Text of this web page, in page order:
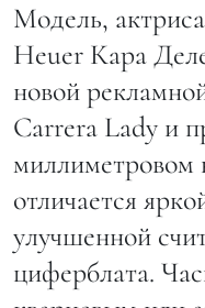
Модель,
Heuer Кара
новой
Carrera Lady и
миллиметровом
отличается
улучшенной
циферблата.